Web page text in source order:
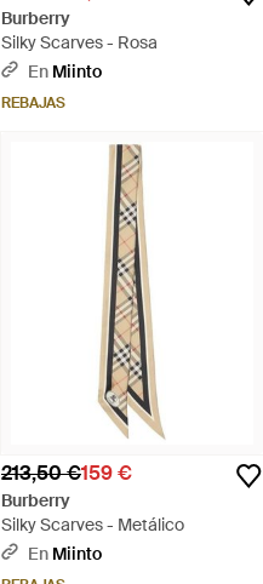
Burberry
Silky Scarves - Rosa
En Miinto
REBAJAS
213,50 €159 €
Burberry
Silky Scarves - Metálico
En Miinto